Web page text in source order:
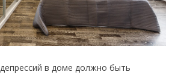
в доме должно быть